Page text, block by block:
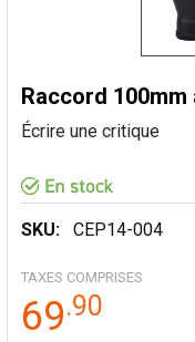
Raccord 100mm
Écrire une critique
SKU: CEP14-004
TAXES COMPRISES
69.90